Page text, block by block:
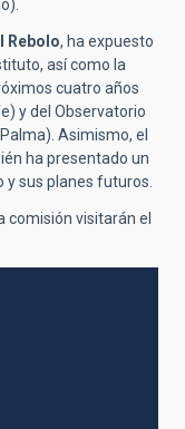
Rebolo, ha expuesto
así como la
cuatro años
y del Observatorio
Asimismo, el
ha presentado un
sus planes futuros.
comisión visitarán el